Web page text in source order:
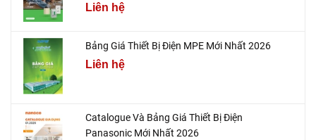
Liên hệ
Bảng Giá Thiết Bị Điện MPE Mới Nhất 2026
Liên hệ
Catalogue Và Bảng Giá Thiết Bị Điện
Panasonic Mới Nhất 2026